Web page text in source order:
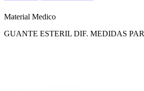
Material Medico
GUANTE ESTERIL DIF. MEDIDAS PAR